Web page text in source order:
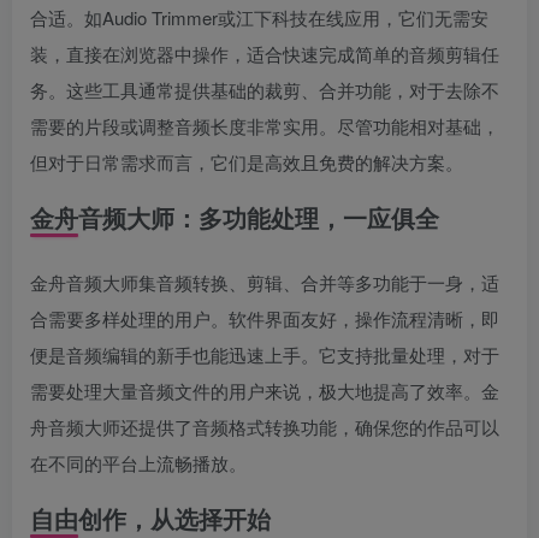
合适。如Audio Trimmer或江下科技在线应用，它们无需安
装，直接在浏览器中操作，适合快速完成简单的音频剪辑任
务。这些工具通常提供基础的裁剪、合并功能，对于去除不
需要的片段或调整音频长度非常实用。尽管功能相对基础，
但对于日常需求而言，它们是高效且免费的解决方案。
金舟音频大师：多功能处理，一应俱全
金舟音频大师集音频转换、剪辑、合并等多功能于一身，适
合需要多样处理的用户。软件界面友好，操作流程清晰，即
便是音频编辑的新手也能迅速上手。它支持批量处理，对于
需要处理大量音频文件的用户来说，极大地提高了效率。金
舟音频大师还提供了音频格式转换功能，确保您的作品可以
在不同的平台上流畅播放。
自由创作，从选择开始